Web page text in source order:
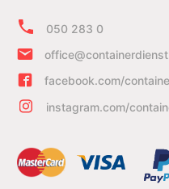
050 283 0
facebook.com/
instagram.com/